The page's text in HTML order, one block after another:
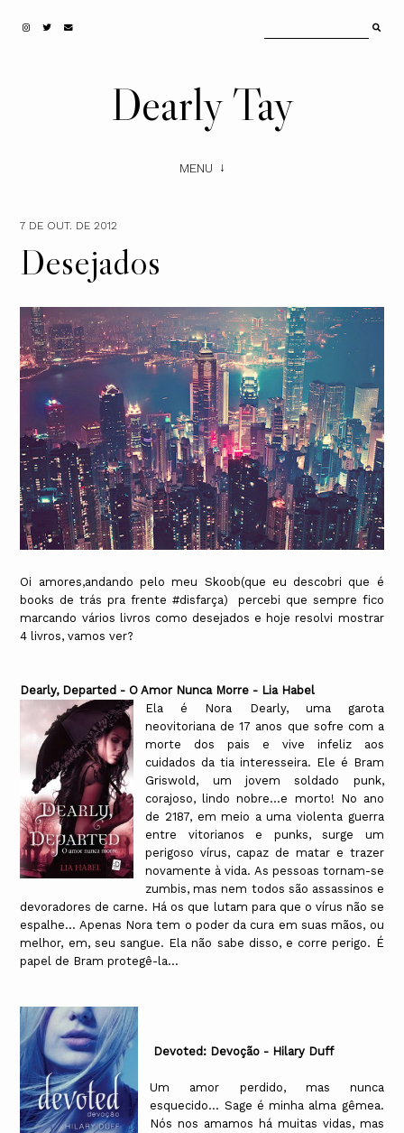
Dearly Tay
MENU
7 DE OUT. DE 2012
Desejados
Oi amores,andando pelo meu Skoob(que eu descobri que é
books de trás pra frente #disfarça) percebi que sempre fico
marcando vários livros como desejados e hoje resolvi mostrar
4 livros, vamos ver?
Dearly, Departed - O Amor Nunca Morre - Lia Habel
Ela é Nora Dearly, uma garota
neovitoriana de 17 anos que sofre com a
morte dos pais e vive infeliz aos
cuidados da tia interesseira. Ele é Bram
Griswold, um jovem soldado punk,
corajoso, lindo nobre...e morto! No ano
de 2187, em meio a uma violenta guerra
entre vitorianos e punks, surge um
perigoso vírus, capaz de matar e trazer
novamente à vida. As pessoas tornam-se
zumbis, mas nem todos são assassinos e
devoradores de carne. Há os que lutam para que o vírus não se
espalhe... Apenas Nora tem o poder da cura em suas mãos, ou
melhor, em, seu sangue. Ela não sabe disso, e corre perigo. É
papel de Bram protegê-la...
Devoted: Devoção - Hilary Duff
Um amor perdido, mas nunca
esquecido… Sage é minha alma gêmea.
Nós nos amamos há muitas vidas, mas